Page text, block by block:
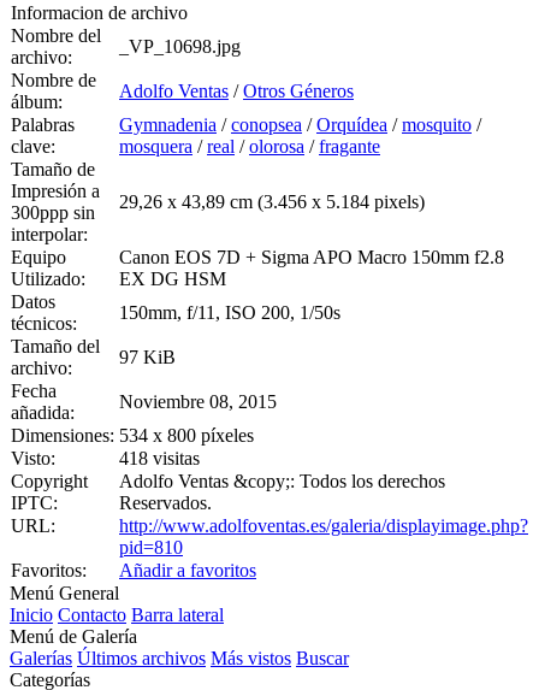
Informacion de archivo
Nombre del
archivo:
_VP_10698.jpg
Nombre de
álbum:
Adolfo Ventas /Otros Géneros
Palabras
clave:
Gymnadenia /conopsea /Orquídea /mosquito /
mosquera /real /olorosa /fragante
Tamaño de
Impresión a
300ppp sin
interpolar:
29,26 x 43,89 cm (3.456 x 5.184 pixels)
Equipo
Utilizado:
Canon EOS 7D + Sigma APO Macro 150mm f2.8
EX DG HSM
Datos
técnicos:
150mm, f/11, ISO 200, 1/50s
Tamaño del
archivo:
97 KiB
Fecha
añadida:
Noviembre 08, 2015
Dimensiones: 534 x 800 píxeles
Visto:
418 visitas
Copyright
IPTC:
Adolfo Ventas &copy;: Todos los derechos
Reservados.
URL:
http://www.adolfoventas.es/galeria/displayimage.php?
pid=810
Favoritos:
Añadir a favoritos
Menú General
Inicio Contacto Barra lateral
Menú de Galería
Galerías Últimos archivos Más vistos Buscar
Categorías